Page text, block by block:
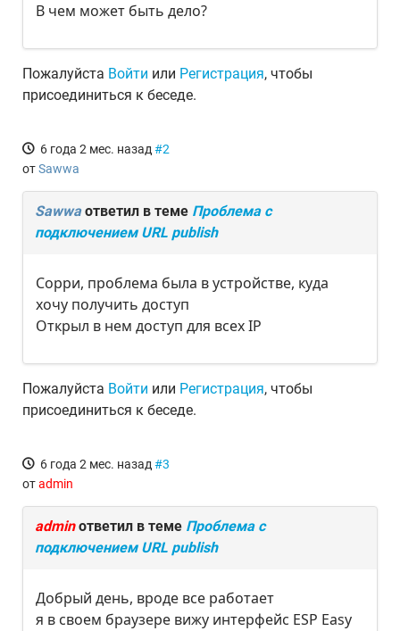
В чем может быть дело?
Пожалуйста Войти или Регистрация, чтобы
присоединиться к беседе.
6 года 2 мес. назад #2
отSawwa
Sawwaответил в теме Проблема с
подключением URL publish
Сорри, проблема была в устройстве, куда
хочу получить доступ
Открыл в нем доступ для всех IP
Пожалуйста Войти или Регистрация, чтобы
присоединиться к беседе.
6 года 2 мес. назад #3
отadmin
adminответил в теме Проблема с
подключением URL publish
Добрый день, вроде все работает
я в своем браузере вижу интерфейс ESP Easy